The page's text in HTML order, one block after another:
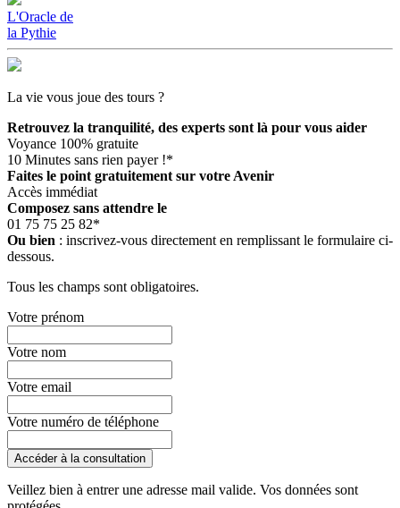
L'Oracle de
la Pythie
La vie vous joue des tours ?
Retrouvez la tranquilité, des experts sont là pour vous aider
Voyance 100% gratuite
10 Minutes sans rien payer !*
Faites le point gratuitement sur votre Avenir
Accès immédiat
Composez sans attendre le
01 75 75 25 82*
Ou bien : inscrivez-vous directement en remplissant le formulaire ci-
dessous.
Tous les champs sont obligatoires.
Votre prénom
Votre nom
Votre email
Votre numéro de téléphone
Accéder à la consultation
Veillez bien à entrer une adresse mail valide. Vos données sont